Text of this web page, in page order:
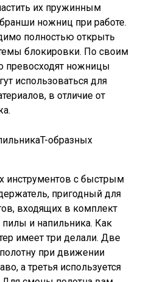
их пружинным
ножниц при работе.
полностью открыть
блокировки. По своим
превосходят ножницы
использоваться для
в отличие от
образных
инструментов с быстрым
пригодный для
входящих в комплект
пилы и напильника. Как
имеет три делали. Две
при движении
а третья используется